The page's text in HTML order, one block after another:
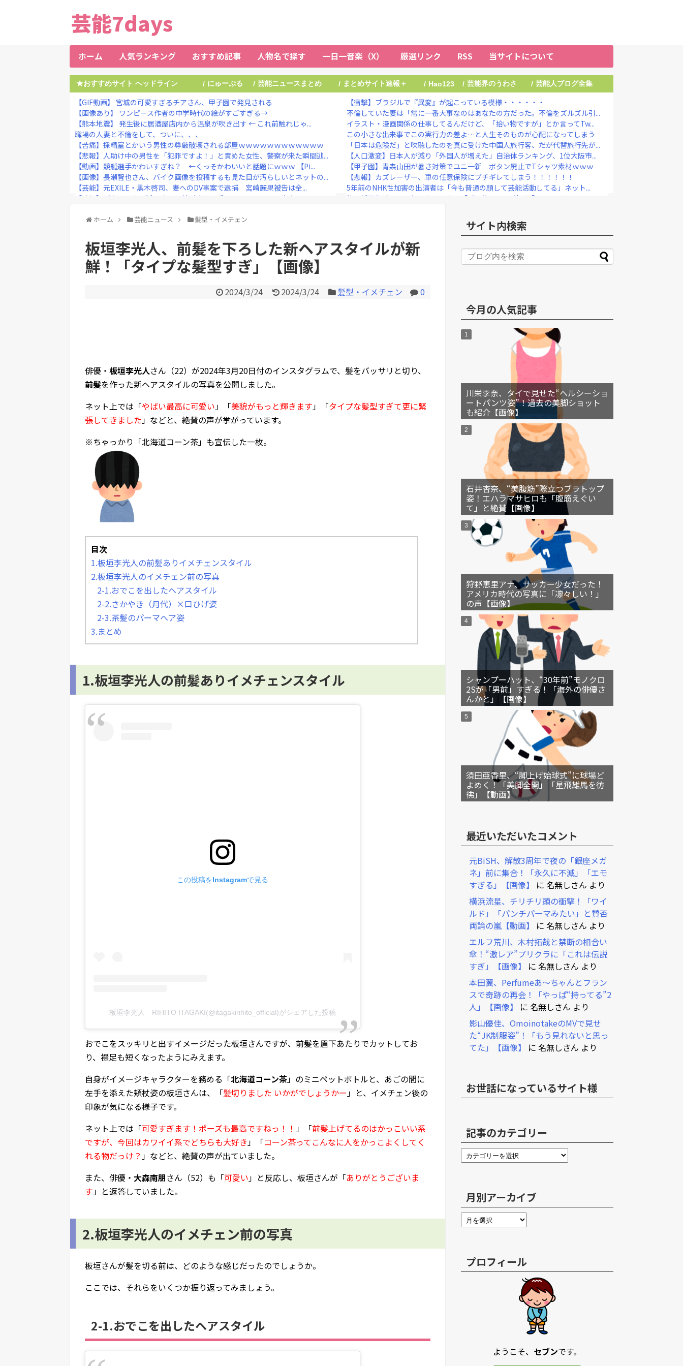
芸能7days
ホーム 人気ランキング おすすめ記事 人物名で探す 一日一音楽（X） 厳選リンク RSS 当サイトについて
★おすすめサイト ヘッドライン / にゅーぷる / 芸能ニュースまとめ / まとめサイト速報＋ / Hao123 / 芸能界のうわさ / 芸能人ブログ全集
【GIF動画】 宮城の可愛すぎるチアさん、甲子園で発見される
【画像あり】 ワンピース作者の中学時代の絵がすごすぎる→
【熊本地震】 発生後に居酒屋店内から温泉が吹き出す ← これ前触れじゃ...
職場の人妻と不倫をして、ついに、、、
【苦痛】採精室とかいう男性の尊厳破壊される部屋ｗｗｗｗｗｗｗｗｗｗｗｗ
【悲報】人助け中の男性を「犯罪ですよ！」と責めた女性、警察が来た瞬間逃...
【動画】競艇選手かわいすぎね？ ←くっそかわいいと話題にｗｗｗ 【Pi...
【画像】長瀬智也さん、バイク画像を投稿するも見た目が汚らしいとネットの...
【芸能】元EXILE・黒木啓司、妻へのDV事案で逮捕 宮崎麗果被告は全...
【速報】ダウンタウン浜田さん、差別発言と受け取られる一言で炎上ｗｗｗｗ...
Powered by livedoor 相互RSS
【衝撃】ブラジルで『異変』が起こっている模様・・・・・・
不倫していた妻は「常に一番大事なのはあなたの方だった。不倫をズルズル引...
イラスト・漫画関係の仕事してるんだけど、「拾い物ですが」とか言ってTw...
この小さな出来事でこの実行力の差よ…と人生そのものが心配になってしまう
「日本は危険だ」と吹聴したのを真に受けた中国人旅行客、だが代替旅行先が...
【人口激変】日本人が減り「外国人が増えた」自治体ランキング、1位大阪市...
【甲子園】青森山田が暑さ対策でユニ一新 ボタン廃止でTシャツ素材ｗｗｗ
【悲報】カズレーザー、車の任意保険にブチギレてしまう！！！！！！
5年前のNHK性加害の出演者は「今も普通の顔して芸能活動してる」ネット...
彼と婚約指輪を見に行った。 店員「ご予算は？」 彼氏「80万円くらい...
鈴木紗理奈「旅行を考えていた方はやめずに、それが支援」 被災地・熊本へ...
ホーム 芸能ニュース 髪型・イメチェン
板垣李光人、前髪を下ろした新ヘアスタイルが新
鮮！「タイプな髪型すぎ」【画像】
2024/3/24 2024/3/24 髪型・イメチェン 0
俳優・ 板垣李光人さん（22）が2024年3月20日付のインスタグラムで、髪をバッサリと切り、
前髪を作った新ヘアスタイルの写真を公開しました。
ネット上では「やばい最高に可愛い 」「美貌がもっと輝きます 」「タイプな髪型すぎて更に緊
張してきました 」などと、絶賛の声が挙がっています。
※ちゃっかり「北海道コーン茶」も宣伝した一枚。
目次
1.板垣李光人の前髪ありイメチェンスタイル
2.板垣李光人のイメチェン前の写真
2-1.おでこを出したヘアスタイル
2-2.さかやき（月代）×口ひげ姿
2-3.茶髪のパーマヘア姿
3.まとめ
1.板垣李光人の前髪ありイメチェンスタイル
この投稿をInstagramで見る
板垣李光人 RIHITO ITAGAKI(@itagakirihito_official)がシェアした投稿
おでこをスッキリと出すイメージだった板垣さんですが、前髪を眉下あたりでカットしてお
り、襟足も短くなったようにみえます。
自身がイメージキャラクターを務める「北海道コーン茶」のミニペットボトルと、あごの間に
左手を添えた頬杖姿の板垣さんは、「髪切りました いかがでしょうかー」と、イメチェン後の
印象が気になる様子です。
ネット上では「可愛すぎます！ポーズも最高ですねっ！！ 」「前髪上げてるのはかっこいい系
ですが、今回はカワイイ系でどちらも大好き」「コーン茶ってこんなに人をかっこよくしてく
れる物だっけ？」などと、絶賛の声が出ていました。
また、俳優・ 大森南朋さん（52）も「可愛い」と反応し、板垣さんが「ありがとうございま
す」と返答していました。
2.板垣李光人のイメチェン前の写真
板垣さんが髪を切る前は、どのような感じだったのでしょうか。
ここでは、それらをいくつか振り返ってみましょう。
2-1.おでこを出したヘアスタイル
サイト内検索
今月の人気記事
川栄李奈、タイで見せた“ヘルシーショ
ートパンツ姿”！過去の美脚ショット
も紹介【画像】
石井杏奈、“美腹筋”際立つブラトップ
姿！エハラマサヒロも「腹筋えぐい
て」と絶賛【画像】
狩野恵里アナ、サッカー少女だった！
アメリカ時代の写真に「凛々しい！」
の声【画像】
シャンプーハット、“30年前”モノクロ
2Sが「男前」すぎる！「海外の俳優さ
んかと」【画像】
須田亜香里、“脚上げ始球式”に球場ど
よめく！「美脚全開」「星飛雄馬を彷
彿」【動画】
最近いただいたコメント
元BiSH、解散3周年で夜の「銀座メガ
ネ」前に集合！「永久に不滅」「エモ
すぎる」【画像】
に 名無しさん より
横浜流星、チリチリ頭の衝撃！「ワイ
ルド」「パンチパーマみたい」と賛否
両論の嵐【動画】
に 名無しさん より
エルフ荒川、木村拓哉と禁断の相合い
傘！“激レア”プリクラに「これは伝説
すぎ」【画像】
に 名無しさん より
本田翼、Perfumeあ～ちゃんとフラン
スで奇跡の再会！「やっぱ“持ってる”2
人」【画像】
に 名無しさん より
影山優佳、OmoinotakeのMVで見せ
た“JK制服姿”！「もう見れないと思っ
てた」【画像】
に 名無しさん より
お世話になっているサイト様
記事のカテゴリー
月別アーカイブ
プロフィール
ようこそ、 セブンです。